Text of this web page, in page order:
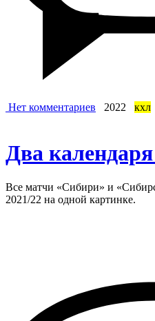
Нет комментариев 2022 кхл
Два
Все матчи «Сибири» и
2021/22 на одной картинке.